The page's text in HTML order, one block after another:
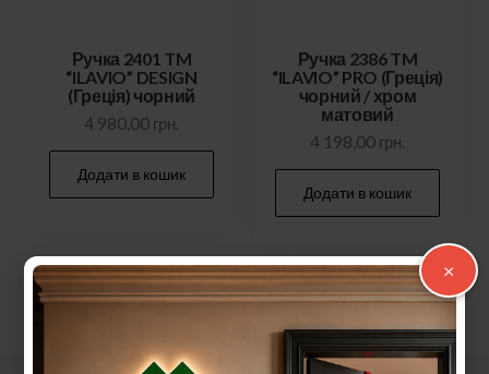
Ручка 2401 TM
“ILAVIO” DESIGN
(Греція) чорний
4 980,00 грн.
Додати в кошик
Ручка 2386 TM
“ILAVIO” PRO (Греція)
чорний / хром
матовий
4 198,00 грн.
Додати в кошик
×